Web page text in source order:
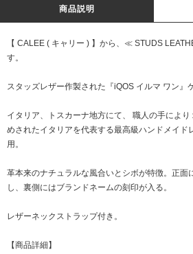
商品説明
【 CALEE ( キャリー ) 】から、≪ STUDS
す。
スタッズレザー作製された『iQOS イルマ ワン』
イタリア、トスカーナ地方にて、 職人の手によ
めされたイタリアを代表する最高級ハンドメイド
用。
革本来のナチュラルな風合いとシボが特徴。正面
し、裏側にはブランドネームの刻印が入る。
レザーネックストラップ付き。
【商品詳細】